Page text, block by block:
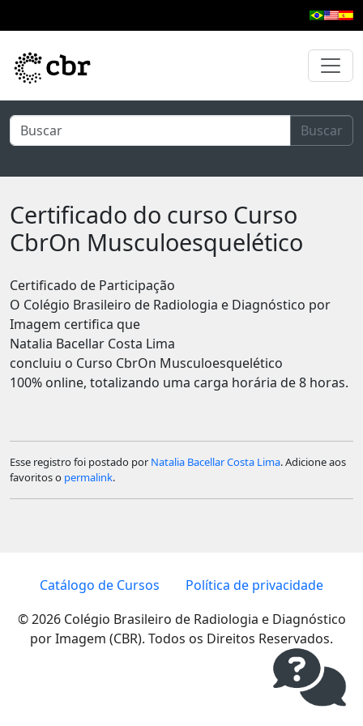
Buscar
Certificado do curso Curso
CbrOn Musculoesquelético
Certificado de Participação
O Colégio Brasileiro de Radiologia e Diagnóstico por
Imagem certifica que
Natalia Bacellar Costa Lima
concluiu o Curso CbrOn Musculoesquelético
100% online, totalizando uma carga horária de 8 horas.
Esse registro foi postado por Natalia Bacellar Costa Lima. Adicione aos
favoritos o permalink.
Catálogo de Cursos
Política de privacidade
© 2026 Colégio Brasileiro de Radiologia e Diagnóstico
por Imagem (CBR). Todos os Direitos Reservados.